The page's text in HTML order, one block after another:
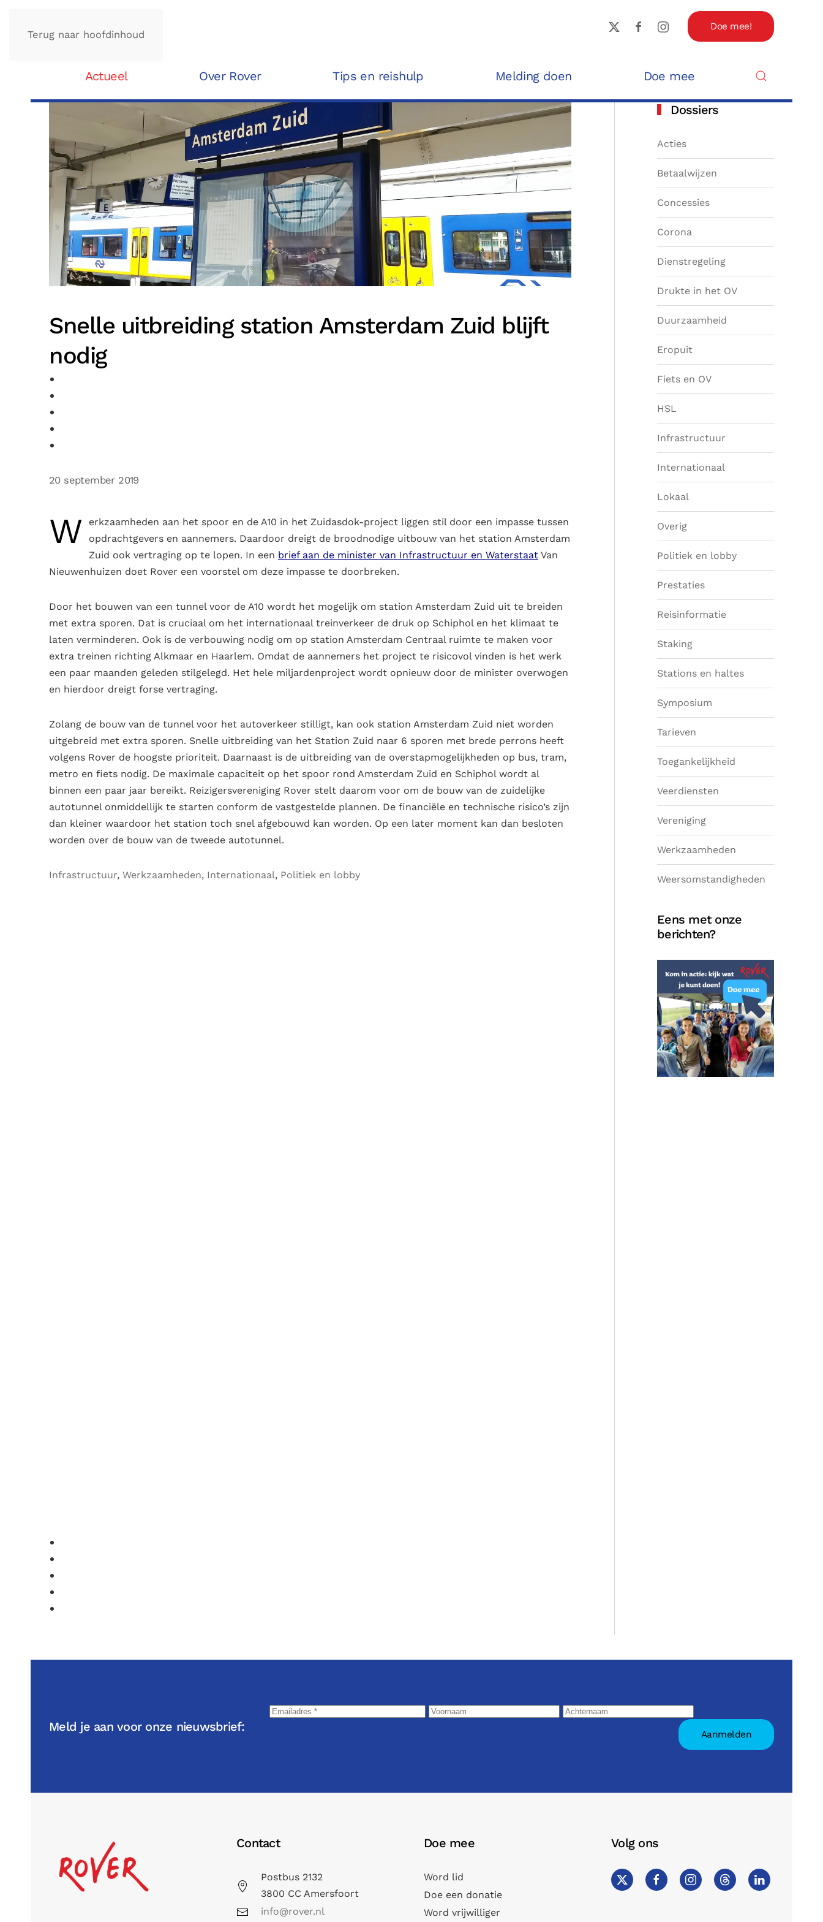
Terug naar hoofdinhoud
Doe mee!
Actueel Over Rover Tips en reishulp Melding doen Doe mee
Snelle uitbreiding station Amsterdam Zuid blijft
nodig
20 september 2019
W
erkzaamheden aan het spoor en de A10 in het Zuidasdok-project liggen stil door een impasse tussen
opdrachtgevers en aannemers. Daardoor dreigt de broodnodige uitbouw van het station Amsterdam
Zuid ook vertraging op te lopen. In een brief aan de minister van Infrastructuur en Waterstaat Van
Nieuwenhuizen doet Rover een voorstel om deze impasse te doorbreken.
Door het bouwen van een tunnel voor de A10 wordt het mogelijk om station Amsterdam Zuid uit te breiden
met extra sporen. Dat is cruciaal om het internationaal treinverkeer de druk op Schiphol en het klimaat te
laten verminderen. Ook is de verbouwing nodig om op station Amsterdam Centraal ruimte te maken voor
extra treinen richting Alkmaar en Haarlem. Omdat de aannemers het project te risicovol vinden is het werk
een paar maanden geleden stilgelegd. Het hele miljardenproject wordt opnieuw door de minister overwogen
en hierdoor dreigt forse vertraging.
Zolang de bouw van de tunnel voor het autoverkeer stilligt, kan ook station Amsterdam Zuid niet worden
uitgebreid met extra sporen. Snelle uitbreiding van het Station Zuid naar 6 sporen met brede perrons heeft
volgens Rover de hoogste prioriteit. Daarnaast is de uitbreiding van de overstapmogelijkheden op bus, tram,
metro en fiets nodig. De maximale capaciteit op het spoor rond Amsterdam Zuid en Schiphol wordt al
binnen een paar jaar bereikt. Reizigersvereniging Rover stelt daarom voor om de bouw van de zuidelijke
autotunnel onmiddellijk te starten conform de vastgestelde plannen. De financiële en technische risico’s zijn
dan kleiner waardoor het station toch snel afgebouwd kan worden. Op een later moment kan dan besloten
worden over de bouw van de tweede autotunnel.
Infrastructuur, Werkzaamheden, Internationaal, Politiek en lobby
Dossiers
Acties
Betaalwijzen
Concessies
Corona
Dienstregeling
Drukte in het OV
Duurzaamheid
Eropuit
Fiets en OV
HSL
Infrastructuur
Internationaal
Lokaal
Overig
Politiek en lobby
Prestaties
Reisinformatie
Staking
Stations en haltes
Symposium
Tarieven
Toegankelijkheid
Veerdiensten
Vereniging
Werkzaamheden
Weersomstandigheden
Eens met onze
berichten?
Meld je aan voor onze nieuwsbrief:
Contact
Postbus 2132
3800 CC Amersfoort
info@rover.nl
Doe mee
Word lid
Doe een donatie
Word vrijwilliger
Volg ons